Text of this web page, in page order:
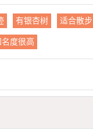
有银杏树 适合散步
名度很高